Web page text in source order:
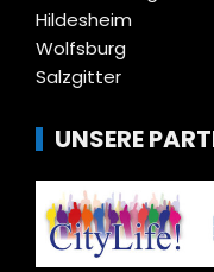
Hildesheim
Wolfsburg
Salzgitter
UNSERE